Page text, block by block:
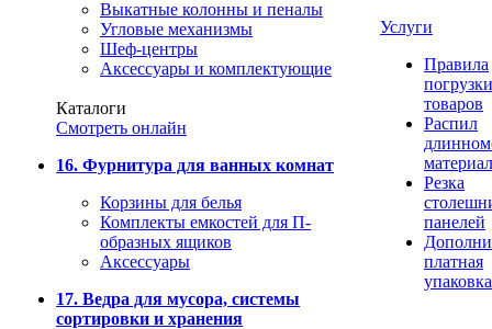
Выкатные колонны и пеналы
Угловые механизмы
Шеф-центры
Аксессуары и комплектующие
Каталоги
Смотреть онлайн
16. Фурнитура для ванных комнат
Корзины для белья
Комплекты емкостей для П-
образных ящиков
Аксессуары
17. Ведра для мусора, системы
сортировки и хранения
Услуги
Правила
погрузки
товаров
Распил
Резка
панелей
платная
упаковка